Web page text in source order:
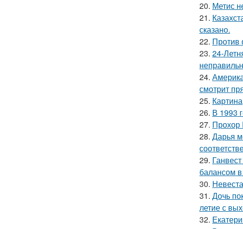
20. Метис
21.
сказано.
22. Против
23. 24-
24.
смотрит
25.
26. В 1993
27. Прохор
28. Дарья
29.
балансом
30.
31. Дочь
летие с
32.